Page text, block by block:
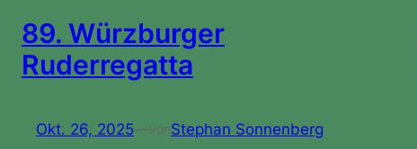
89. Würzburger
Ruderregatta
Okt. 26, 2025—vonStephan Sonnenberg